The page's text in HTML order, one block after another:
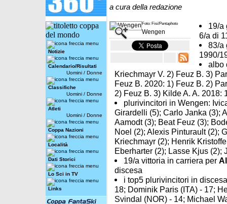
Notizie
Calendario/Risultati
Uomini / Donne
Classifiche
Uomini / Donne
Atleti
Uomini / Donne
Coppa Nazioni
Località
Dati Storici
Lo Sci in TV
Links
a cura della redazione
Foto: Fisi/Pentaphoto
Wengen
19/a
6/a di
83/a
1990/
albo
Kriechmayr V. 2) Feuz B. 3)
Feuz B. 2020: 1) Feuz B. 2)
2) Feuz B. 3) Kilde A. A. 2018:
plurivincitori in Wengen:
Girardelli (5); Carlo Janka (3);
Aamodt (3); Beat Feuz (3);
Noel (2); Alexis Pinturault (2);
Kriechmayr (2); Henrik
Eberharter (2); Lasse Kjus (2);
19/a vittoria in carriera per
discesa
i top5 plurivincitori in
18; Dominik Paris (ITA) - 17;
Svindal (NOR) - 14; Michael